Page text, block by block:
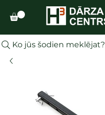
Ko jūs šodien meklējat?